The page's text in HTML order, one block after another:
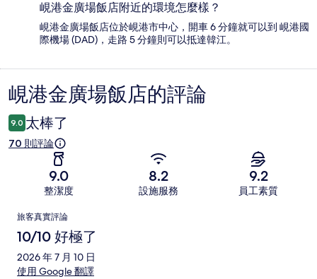
峴港金廣場飯店附近的環境怎麼樣？
峴港金廣場飯店位於峴港市中心，開車 6 分鐘就可以到 峴港國
際機場 (DAD)，走路 5 分鐘則可以抵達韓江。
評
論
峴港金廣場飯店的評論
9.0 太棒了
70 則評論
9.0
整潔度
8.2
設施服務
9.2
員工素質
評
論
旅客真實評論
10/10 好極了
2026 年 7 月 10 日
使用 Google 翻譯